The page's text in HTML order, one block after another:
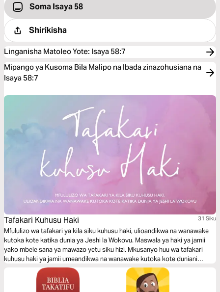
Soma Isaya 58
Shirikisha
Linganisha Matoleo Yote: Isaya 58:7
Mipango ya Kusoma Bila Malipo na Ibada zinazohusiana na
Isaya 58:7
Tafakari Kuhusu Haki 31 Siku
Mfululizo wa tafakari ya kila siku kuhusu haki, ulioandikwa na wanawake
kutoka kote katika dunia ya Jeshi la Wokovu. Maswala ya haki ya jamii
yako mbele sana ya mawazo yetu siku hizi. Mkusanyo huu wa tafakari
kuhusu haki ya jamii umeandikwa na wanawake kutoka kote duniani
wenye nia na hamu ya kuwasaidia wengine katika jina la Kristo.